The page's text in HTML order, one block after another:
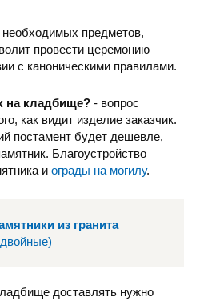
предметов,
провести церемонию
с каноническими правилами.
на кладбище? - вопрос
как видит изделие заказчик.
постамент будет дешевле,
Благоустройство
и ограды на могилу.
из гранита
доставлять нужно